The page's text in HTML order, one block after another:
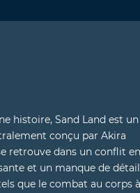
histoire, Sand Land est un
conçu par Akira
retrouve dans un conflit
et un manque de
que le combat au corps